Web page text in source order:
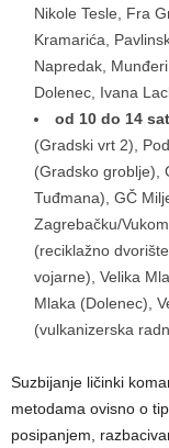
Nikole Tesle, Fra
Kramarića,
Napredak,
Dolenec, Ivana
od 10 do 14
(Gradski vrt 2),
(Gradsko groblje),
Tuđmana), GČ
Zagrebačku/
(reciklažno
vojarne), Velika
Mlaka (Dolenec),
(vulkanizerska
Suzbijanje ličinki
metodama ovisno o
posipanjem,